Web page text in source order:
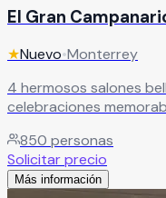
El Gran
★Nuevo•Monterrey
4 hermosos salones
celebraciones
de cada pareja.
850 personas
Solicitar precio
Más información